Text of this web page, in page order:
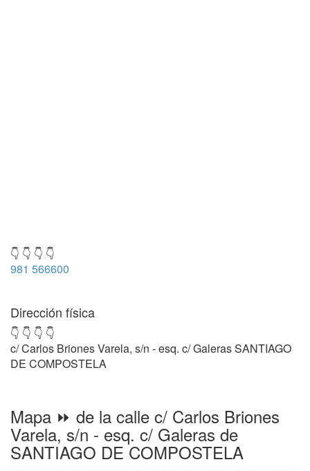
👇 👇 👇 👇
981 566600
Dirección física
👇 👇 👇 👇
c/ Carlos Briones Varela, s/n - esq. c/ Galeras SANTIAGO
DE COMPOSTELA
Mapa ⏩ de la calle c/ Carlos Briones
Varela, s/n - esq. c/ Galeras de
SANTIAGO DE COMPOSTELA